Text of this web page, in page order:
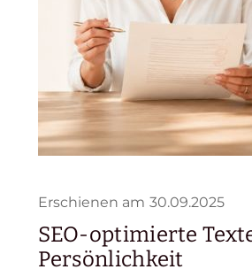
Erschienen am 30.09.2025
SEO-optimierte
Persönlichkeit